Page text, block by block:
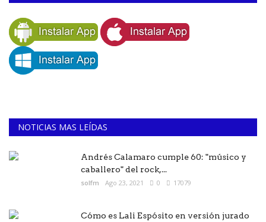
NOTICIAS MAS LEÍDAS
Andrés Calamaro cumple 60: "músico y
caballero" del rock,...
solfm Ago 23, 2021 0 17079
Cómo es Lali Espósito en versión jurado